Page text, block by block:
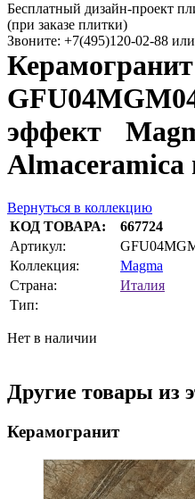
Бесплатный дизайн-проект
(при заказе плитки)
Звоните: +7(495)120-02-88 или
Керамогранит
эффект
Вернуться в коллекцию
КОД ТОВАРА:
667724
Артикул:
Коллекция:
Magma
Страна:
Италия
Тип:
Нет в наличии
Другие товары из
Керамогранит